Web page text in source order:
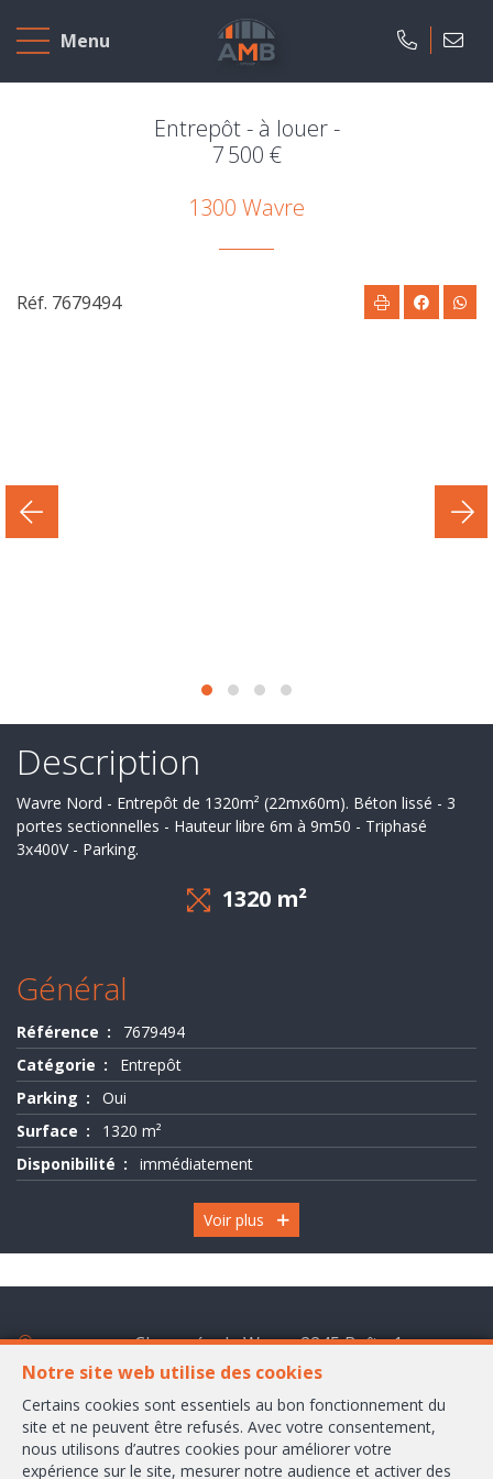
Menu
Accueil
A
neufs
deals
Ils
nous
font
confiance
Evaluation
-
Expertise
Entrepôt - à louer -
7 500 €
1300 Wavre
Description
Wavre Nord - Entrepôt de 1320m² (22mx60m). Béton lissé - 3
portes sectionnelles - Hauteur libre 6m à 9m50 - Triphasé
3x400V - Parking.
1320 m²
Général
Référence
7679494
Catégorie
Entrepôt
Parking
Oui
Surface
1320 m²
Disponibilité
immédiatement
Voir plus
Réf. 7679494
Notre site web utilise des cookies
Certains cookies sont essentiels au bon fonctionnement du
site et ne peuvent être refusés. Avec votre consentement,
nous utilisons d’autres cookies pour améliorer votre
expérience sur le site, mesurer notre audience et activer des
Chaussée de Wavre 2245 Boîte 1
1160 Bruxelles
+32-2/658.24.52
info@ambbroker.be